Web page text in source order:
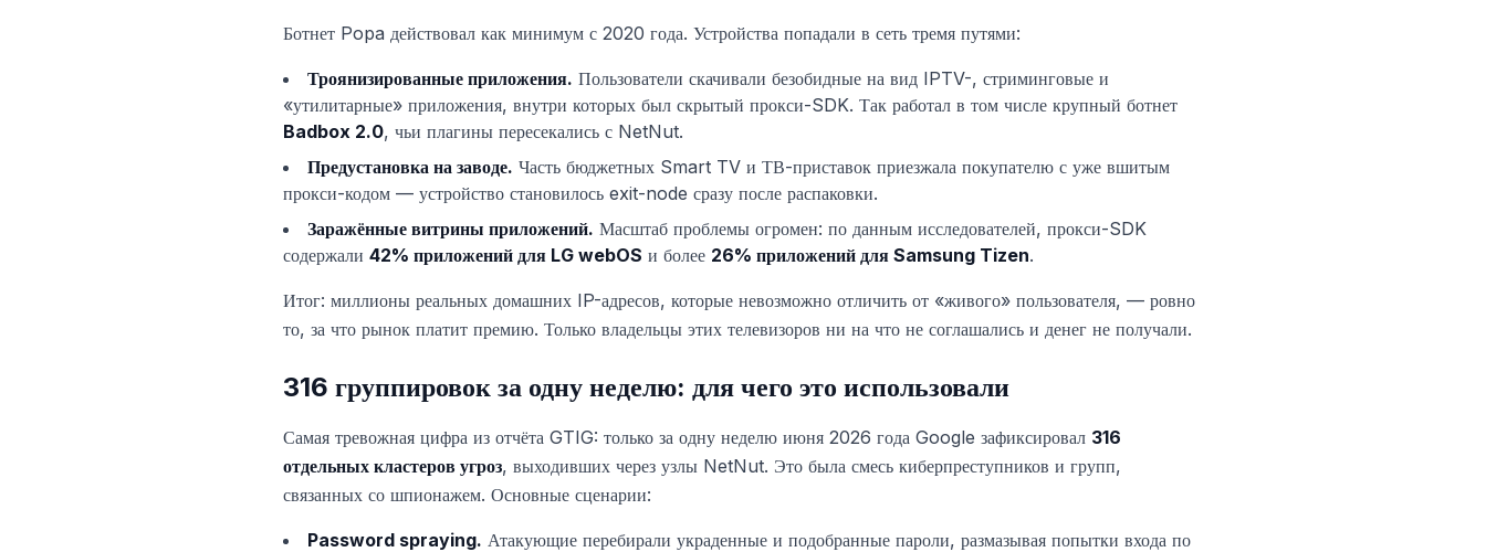
Ботнет Popa действовал как минимум с 2020 года. Устройства попадали в сеть тремя путями:
Троянизированные приложения. Пользователи скачивали безобидные на вид IPTV-, стриминговые и
«утилитарные» приложения, внутри которых был скрытый прокси-SDK. Так работал в том числе крупный ботнет
Badbox 2.0, чьи плагины пересекались с NetNut.
Предустановка на заводе. Часть бюджетных Smart TV и ТВ-приставок приезжала покупателю с уже вшитым
прокси-кодом — устройство становилось exit-node сразу после распаковки.
Заражённые витрины приложений. Масштаб проблемы огромен: по данным исследователей, прокси-SDK
содержали 42% приложений для LG webOS и более 26% приложений для Samsung Tizen.
Итог: миллионы реальных домашних IP-адресов, которые невозможно отличить от «живого» пользователя, — ровно
то, за что рынок платит премию. Только владельцы этих телевизоров ни на что не соглашались и денег не получали.
316 группировок за одну неделю: для чего это использовали
Самая тревожная цифра из отчёта GTIG: только за одну неделю июня 2026 года Google зафиксировал 316
отдельных кластеров угроз, выходивших через узлы NetNut. Это была смесь киберпреступников и групп,
связанных со шпионажем. Основные сценарии:
Password spraying. Атакующие перебирали украденные и подобранные пароли, размазывая попытки входа по